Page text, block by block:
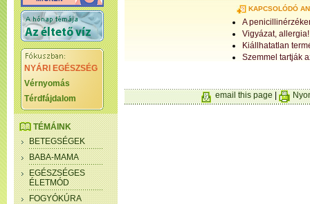
NYÁRI EGÉSZSÉG
Vérnyomás
Térdfájdalom
TÉMÁINK
BETEGSÉGEK
BABA-MAMA
EGÉSZSÉGES
ÉLETMÓD
FOGYÓKÚRA
KAPCSOLÓDÓ
A
Vigyázat, allergia!
Kiállhatatlan
Szemmel tartják
email this page